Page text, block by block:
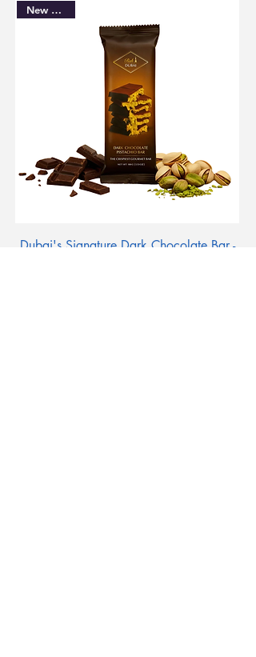
New Arrival
Dubai's Signature Dark Chocolate Bar -